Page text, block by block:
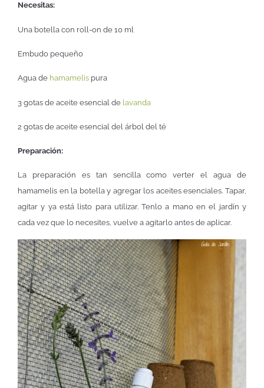
Necesitas:
Una botella con roll-on de 10 ml
Embudo pequeño
Agua de hamamelis pura
3 gotas de aceite esencial de lavanda
2 gotas de aceite esencial del árbol del té
Preparación:
La preparación es tan sencilla como verter el agua de
hamamelis en la botella y agregar los aceites esenciales. Tapar,
agitar y ya está listo para utilizar. Tenlo a mano en el jardín y
cada vez que lo necesites, vuelve a agitarlo antes de aplicar.